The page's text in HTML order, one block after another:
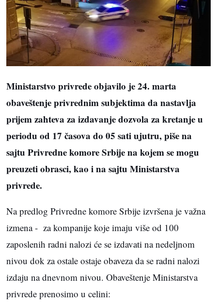
Ministarstvo privrede objavilo je 24. marta
obaveštenje privrednim subjektima da nastavlja
prijem zahteva za izdavanje dozvola za kretanje u
periodu od 17 časova do 05 sati ujutru, piše na
sajtu Privredne komore Srbije na kojem se mogu
preuzeti obrasci, kao i na sajtu Ministarstva
privrede.
Na predlog Privredne komore Srbije izvršena je važna
izmena - za kompanije koje imaju više od 100
zaposlenih radni nalozi će se izdavati na nedeljnom
nivou dok za ostale ostaje obaveza da se radni nalozi
izdaju na dnevnom nivou. Obaveštenje Ministarstva
privrede prenosimo u celini: